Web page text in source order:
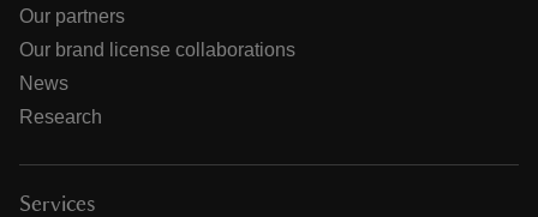
Our partners
Our brand license collaborations
News
Research
Services